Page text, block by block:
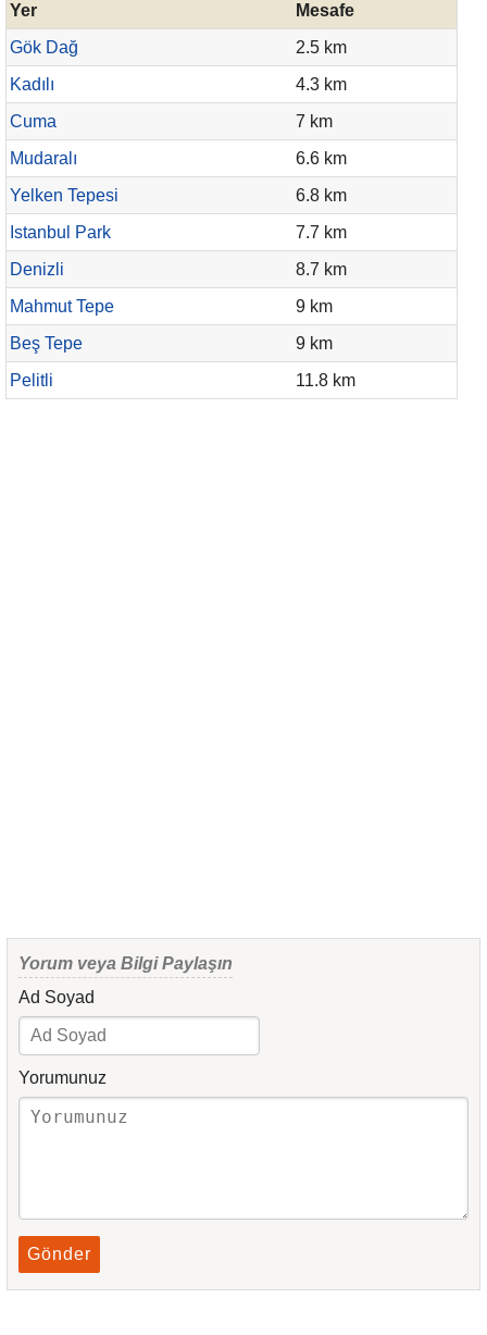
Yer
Mesafe
Gök Dağ
2.5 km
Kadılı
4.3 km
Cuma
7 km
Mudaralı
6.6 km
Yelken Tepesi
6.8 km
Istanbul Park
7.7 km
Denizli
8.7 km
Mahmut Tepe
9 km
Beş Tepe
9 km
Pelitli
11.8 km
Yorum veya Bilgi Paylaşın
Ad Soyad
Yorumunuz
Gönder